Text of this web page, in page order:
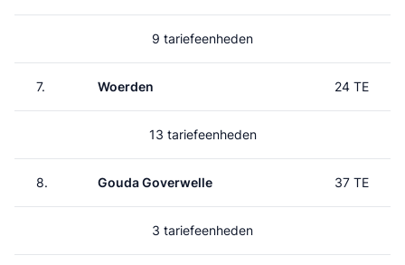
9 tariefeenheden
7. Woerden 24 TE
13 tariefeenheden
8. Gouda Goverwelle 37 TE
3 tariefeenheden